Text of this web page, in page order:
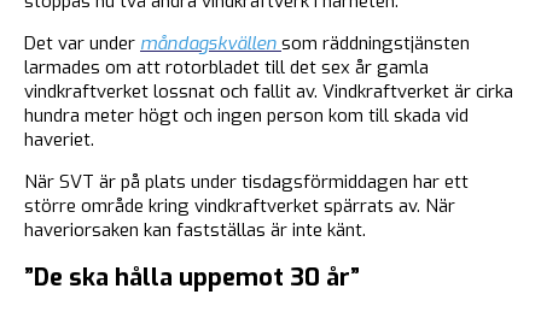
Det var under måndagskvällen som räddningstjänsten
larmades om att rotorbladet till det sex år gamla
vindkraftverket lossnat och fallit av. Vindkraftverket är cirka
hundra meter högt och ingen person kom till skada vid
haveriet.
När SVT är på plats under tisdagsförmiddagen har ett
större område kring vindkraftverket spärrats av. När
haveriorsaken kan fastställas är inte känt.
”De ska hålla uppemot 30 år”